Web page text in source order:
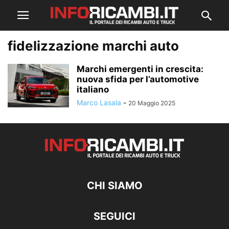
fidelizzazione marchi auto
Marchi emergenti in crescita:
nuova sfida per l’automotive
italiano
Marco Lasala - 20 Maggio 2025
CHI SIAMO
SEGUICI